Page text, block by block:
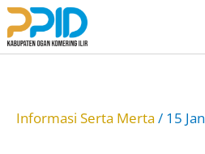
Lewati
ke
Informasi Serta Merta / 15